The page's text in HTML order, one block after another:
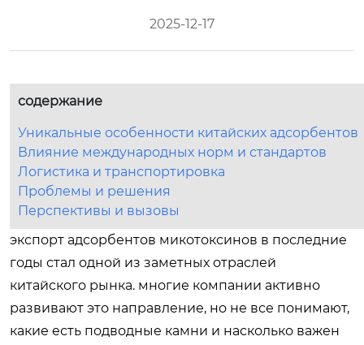
2025-12-17
содержание
Уникальные особенности китайских адсорбентов
Влияние международных норм и стандартов
Логистика и транспортировка
Проблемы и решения
Перспективы и вызовы
экспорт адсорбентов микотоксинов в последние
годы стал одной из заметных отраслей
китайского рынка. многие компании активно
развивают это направление, но не все понимают,
какие есть подводные камни и насколько важен